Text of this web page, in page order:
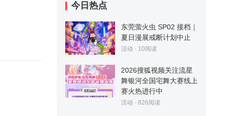
今日热点
东莞萤火虫 SP02 接档｜
夏日漫展戒断计划中止
活动 · 10阅读
2026搜狐视频关注流星
舞银河全国宅舞大赛线上
赛火热进行中
活动 · 826阅读